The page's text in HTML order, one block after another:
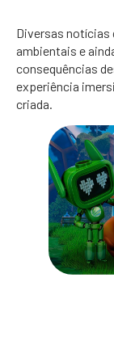
Diversas
ambientais e
consequências
experiência
criada.